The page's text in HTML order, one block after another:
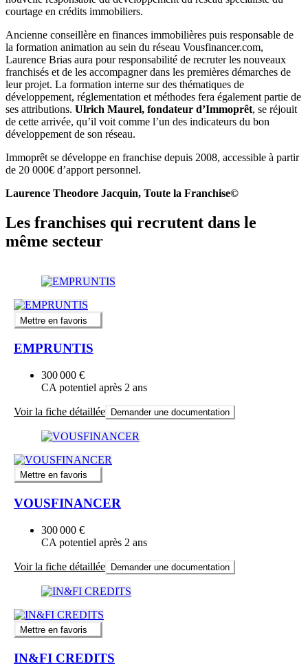
courtage en crédits immobiliers.
Ancienne conseillère en finances immobilières puis responsable de
la formation animation au sein du réseau Vousfinancer.com,
Laurence Brias aura pour responsabilité de recruter les nouveaux
franchisés et de les accompagner dans les premières démarches de
leur projet. La formation interne sur des thématiques de
développement, réglementation et méthodes fera également partie de
ses attributions. Ulrich Maurel, fondateur d’Immoprêt, se réjouit
de cette arrivée, qu’il voit comme l’un des indicateurs du bon
développement de son réseau.
Immoprêt se développe en franchise depuis 2008, accessible à partir
de 20 000€ d’apport personnel.
Laurence Theodore Jacquin, Toute la Franchise©
Les franchises qui recrutent dans le
même secteur
Mettre en favoris
EMPRUNTIS
300 000 €
CA potentiel après 2 ans
Voir la fiche détaillée Demander une documentation
Mettre en favoris
VOUSFINANCER
300 000 €
CA potentiel après 2 ans
Voir la fiche détaillée Demander une documentation
Mettre en favoris
IN&FI CREDITS